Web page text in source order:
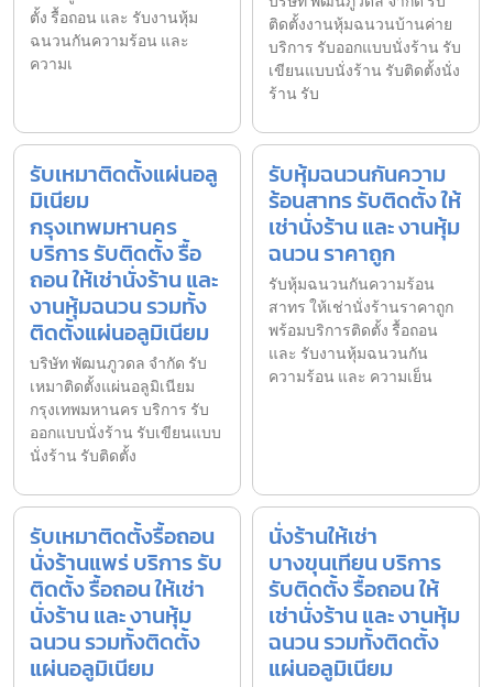
ตั้ง รื้อถอน และ รับงานหุ้ม
ฉนวนกันความร้อน และ
ความเ
ติดตั้งงานหุ้มฉนวนบ้านค่าย
บริการ รับออกแบบนั่งร้าน รับ
เขียนแบบนั่งร้าน รับติดตั้งนั่ง
ร้าน รับ
รับเหมาติดตั้งแผ่นอลู
มิเนียม
กรุงเทพมหานคร
บริการ รับติดตั้ง รื้อ
ถอน ให้เช่านั่งร้าน และ
งานหุ้มฉนวน รวมทั้ง
ติดตั้งแผ่นอลูมิเนียม
บริษัท พัฒนภูวดล จำกัด รับ
เหมาติดตั้งแผ่นอลูมิเนียม
กรุงเทพมหานคร บริการ รับ
ออกแบบนั่งร้าน รับเขียนแบบ
นั่งร้าน รับติดตั้ง
รับหุ้มฉนวนกันความ
ร้อนสาทร รับติดตั้ง ให้
เช่านั่งร้าน และ งานหุ้ม
ฉนวน ราคาถูก
รับหุ้มฉนวนกันความร้อน
สาทร ให้เช่านั่งร้านราคาถูก
พร้อมบริการติดตั้ง รื้อถอน
และ รับงานหุ้มฉนวนกัน
ความร้อน และ ความเย็น
รับเหมาติดตั้งรื้อถอน
นั่งร้านแพร่ บริการ รับ
ติดตั้ง รื้อถอน ให้เช่า
นั่งร้าน และ งานหุ้ม
ฉนวน รวมทั้งติดตั้ง
แผ่นอลูมิเนียม
นั่งร้านให้เช่า
บางขุนเทียน บริการ
รับติดตั้ง รื้อถอน ให้
เช่านั่งร้าน และ งานหุ้ม
ฉนวน รวมทั้งติดตั้ง
แผ่นอลูมิเนียม